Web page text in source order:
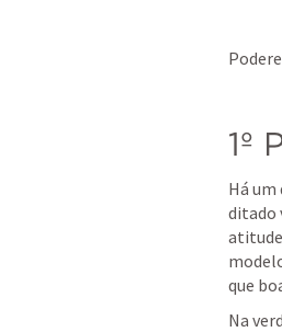
1º
Há um
ditado
que
Na